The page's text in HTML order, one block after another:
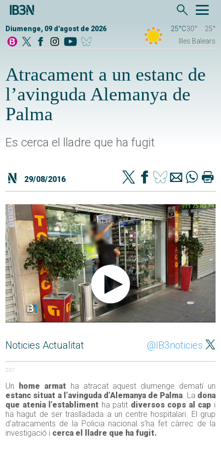
Diumenge, 09 d'agost de 2026 25°C30°
25°
Illes Balears
Atracament a un estanc de
l’avinguda Alemanya de
Palma
Es cerca el lladre que ha fugit
29/08/2016
Noticies Actualitat @IB3noticies
207
Un home armat ha atracat aquest diumenge dematí un
estanc situat a l’avinguda d’Alemanya de Palma. La dona
que atenia l’establiment ha patit diversos cops al cap i
ha hagut de ser traslladada a un centre hospitalari. El grup
d’atracaments de la Policia nacional s’ha fet càrrec de la
investigació i cerca el lladre que ha fugit.